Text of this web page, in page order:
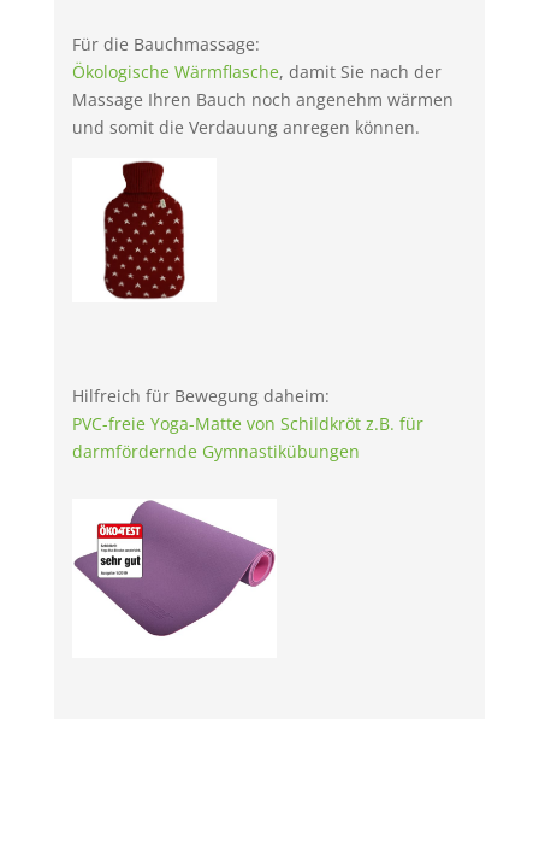
Für die Bauchmassage:
Ökologische Wärmflasche, damit Sie nach der
Massage Ihren Bauch noch angenehm wärmen
und somit die Verdauung anregen können.
Hilfreich für Bewegung daheim:
PVC-freie Yoga-Matte von Schildkröt z.B. für
darmfördernde Gymnastikübungen